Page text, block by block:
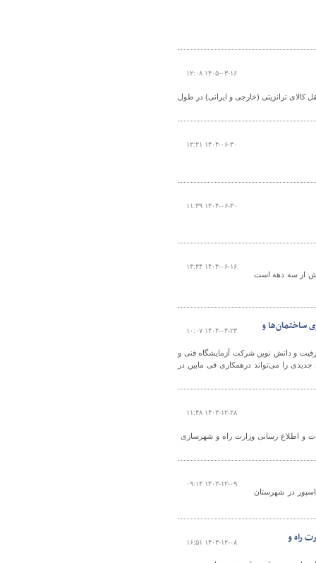
۱۴۰۵-۰۳-۱۶ ۱۲:۰۸
کالای ترانزیتی (خارجی و ایرانی) در طول
۱۴۰۴-۰۶-۳۰ ۱۲:۲۱
۱۴۰۴-۰۶-۳۰ ۱۱:۳۹
۱۴۰۴-۰۶-۱۶ ۱۴:۴۴
سبک بیش از سه دهه است
۱۴۰۴-۰۴-۲۳ ۱۰:۰۷ ساختمان‌ها و
و دانش نوین شرکت آزمایشگاه فنی و
را می‌تواند درهمکاری فی مابین در
۱۴۰۳-۱۲-۲۸ ۱۱:۴۸
و اطلاع رسانی وزارت راه و شهرسازی
۱۴۰۳-۱۲-۰۹ ۰۹:۱۴
در شهرستان
۱۴۰۳-۱۲-۰۸ ۱۶:۵۱ راه و